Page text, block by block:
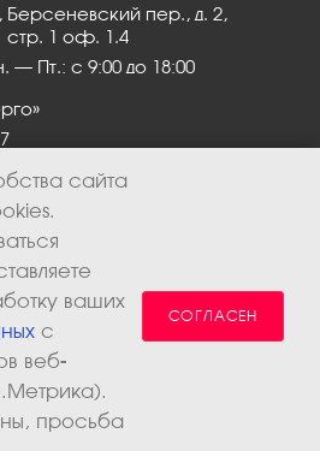
Берсеневский пер., д. 2,
стр. 1 оф. 1.4
– Пт.: с 9:00 до 18:00
Все права защищены.
сайта
ваших
с
веб-
просьба
СОГЛАСЕН